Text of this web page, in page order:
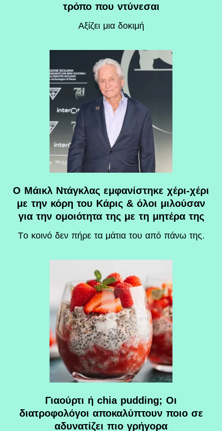
τρόπο που ντύνεσαι
Αξίζει μια δοκιμή
Ο Μάικλ Ντάγκλας εμφανίστηκε χέρι-χέρι
με την κόρη του Κάρις & όλοι μιλούσαν
για την ομοιότητα της με τη μητέρα της
Tο κοινό δεν πήρε τα μάτια του από πάνω της.
Γιαούρτι ή chia pudding; Οι
διατροφολόγοι αποκαλύπτουν ποιο σε
αδυνατίζει πιο γρήγορα